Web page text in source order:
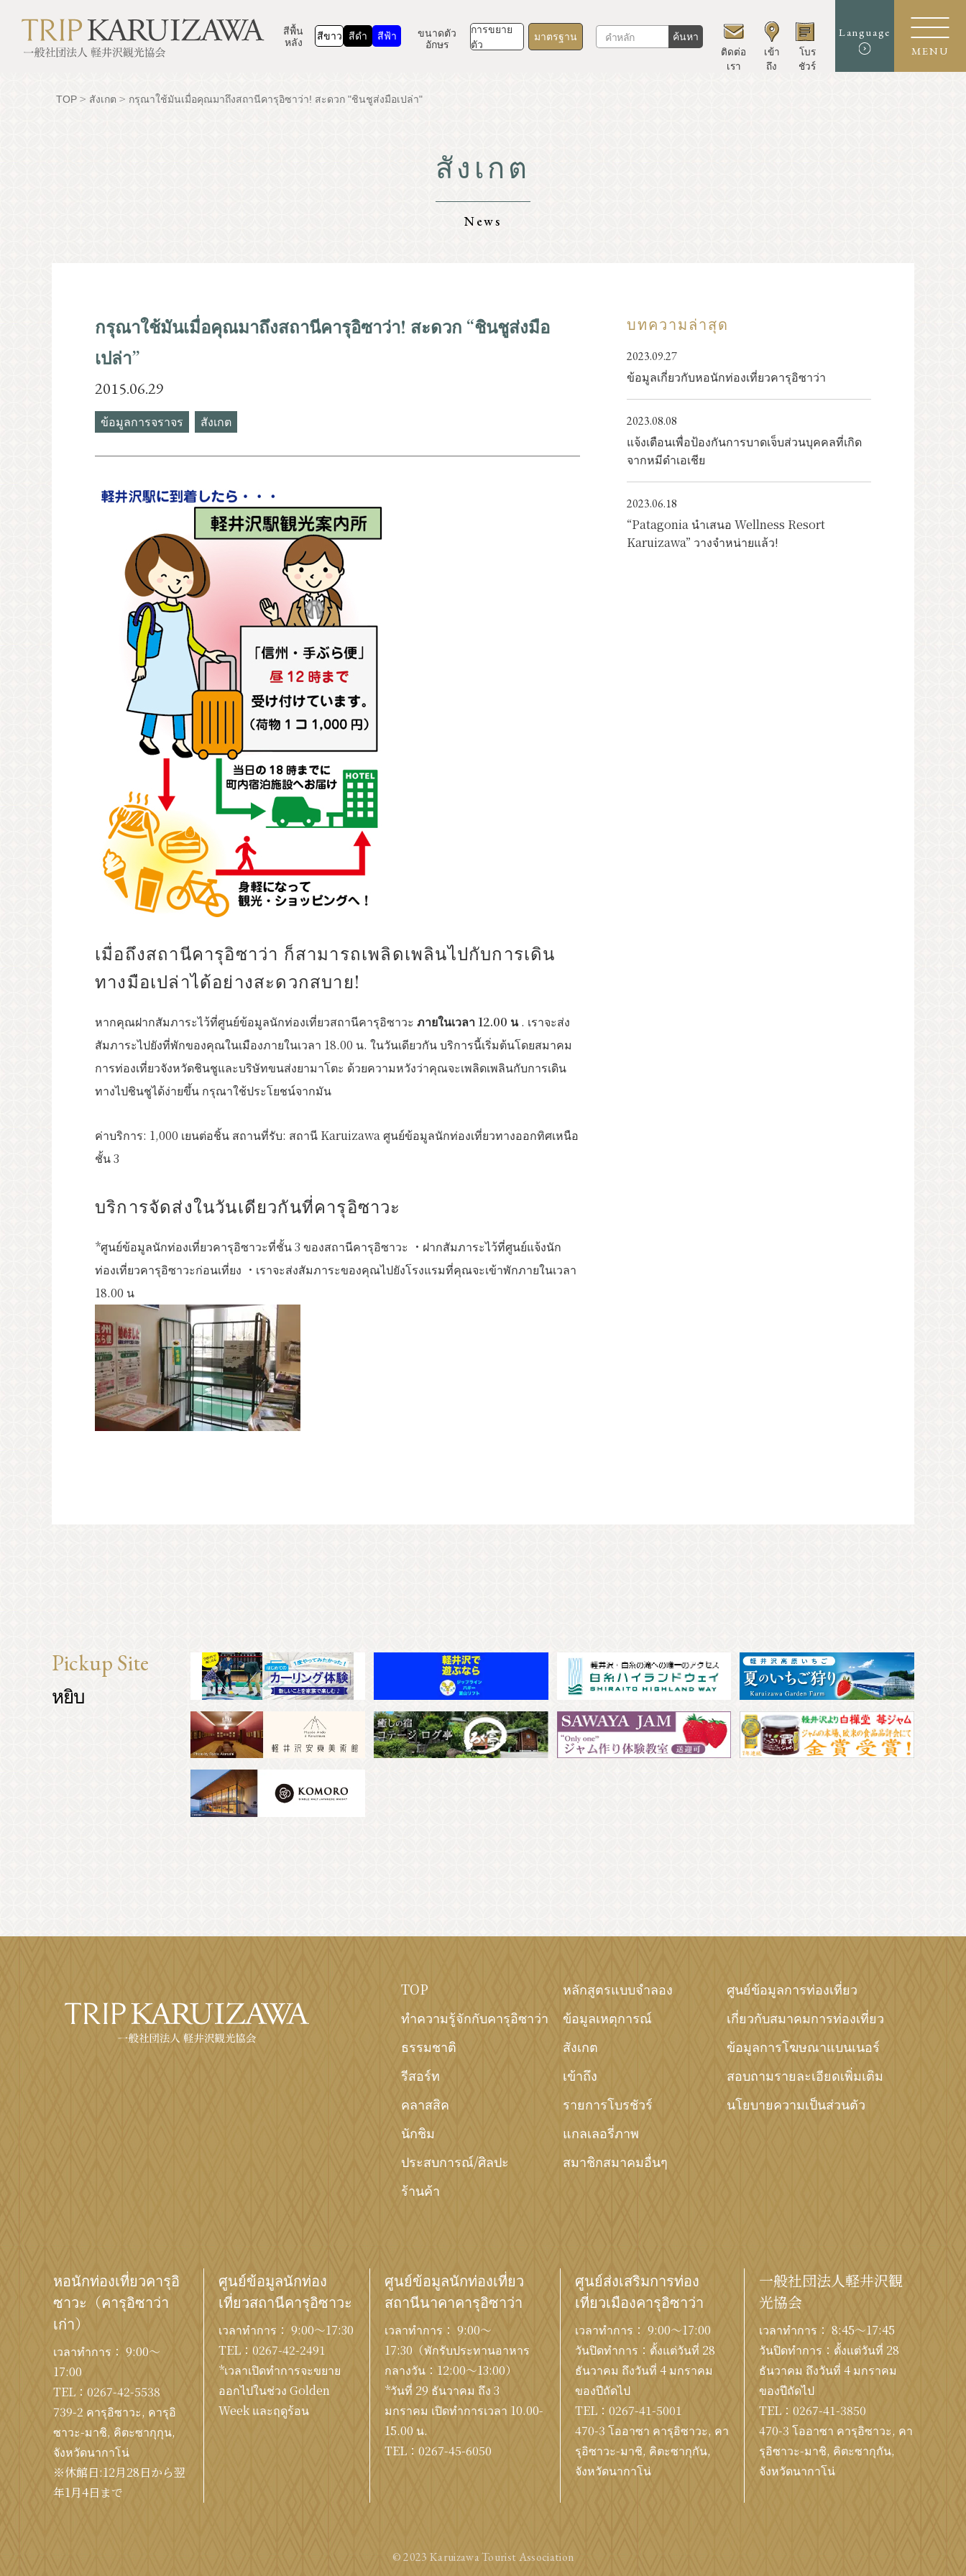
สีพื้น
หลัง
สีขาว สีดำ สีฟ้า
ขนาดตัว
อักษร
การขยาย
ตัว
มาตรฐาน ค้นหา
ติดต่อ
เรา
เข้า
ถึง
โบร
ชัวร์
Language
MENU
ทำความรู้จักกับคารุอิซาว่า
คลาสสิค
ข้อมูลเหตุการณ์
รายการโบรชัวร์
สมาชิกสมาคมอื่นๆ
ศูนย์ข้อมูลการท่องเที่ยว
ข้อมูลการโฆษณาแบนเนอร์
นโยบายความเป็นส่วนตัว
TOP สังเกต กรุณาใช้มันเมื่อคุณมาถึงสถานีคารุอิซาว่า! สะดวก "ชินชูส่งมือเปล่า"
สังเกต
News
กรุณาใช้มันเมื่อคุณมาถึงสถานีคารุอิซาว่า! สะดวก “ชินชูส่งมือ
เปล่า”
2015.06.29
ข้อมูลการจราจร สังเกต
เมื่อถึงสถานีคารุอิซาว่า ก็สามารถเพลิดเพลินไปกับการเดิน
ทางมือเปล่าได้อย่างสะดวกสบาย!
หากคุณฝากสัมภาระไว้ที่ศูนย์ข้อมูลนักท่องเที่ยวสถานีคารุอิซาวะ ภายในเวลา 12.00 น. เราจะส่ง
สัมภาระไปยังที่พักของคุณในเมืองภายในเวลา 18.00 น. ในวันเดียวกัน บริการนี้เริ่มต้นโดยสมาคม
การท่องเที่ยวจังหวัดชินชูและบริษัทขนส่งยามาโตะ ด้วยความหวังว่าคุณจะเพลิดเพลินกับการเดิน
ทางไปชินชูได้ง่ายขึ้น กรุณาใช้ประโยชน์จากมัน
ค่าบริการ: 1,000 เยนต่อชิ้น สถานที่รับ: สถานี Karuizawa ศูนย์ข้อมูลนักท่องเที่ยวทางออกทิศเหนือ
ชั้น 3
บริการจัดส่งในวันเดียวกันที่คารุอิซาวะ
*ศูนย์ข้อมูลนักท่องเที่ยวคารุอิซาวะที่ชั้น 3 ของสถานีคารุอิซาวะ ・ฝากสัมภาระไว้ที่ศูนย์แจ้งนัก
ท่องเที่ยวคารุอิซาวะก่อนเที่ยง ・เราจะส่งสัมภาระของคุณไปยังโรงแรมที่คุณจะเข้าพักภายในเวลา
18.00 น
บทความล่าสุด
2023.09.27
ข้อมูลเกี่ยวกับหอนักท่องเที่ยวคารุอิซาว่า
2023.08.08
แจ้งเตือนเพื่อป้องกันการบาดเจ็บส่วนบุคคลที่เกิด
จากหมีดำเอเชีย
2023.06.18
“Patagonia นำเสนอ Wellness Resort
Karuizawa” วางจำหน่ายแล้ว!
Pickup Site
หยิบ
TOP
ทำความรู้จักกับคารุอิซาว่า
ธรรมชาติ
รีสอร์ท
คลาสสิค
นักชิม
ประสบการณ์/ศิลปะ
ร้านค้า
หลักสูตรแบบจำลอง
ข้อมูลเหตุการณ์
สังเกต
เข้าถึง
รายการโบรชัวร์
แกลเลอรี่ภาพ
สมาชิกสมาคมอื่นๆ
ศูนย์ข้อมูลการท่องเที่ยว
เกี่ยวกับสมาคมการท่องเที่ยว
ข้อมูลการโฆษณาแบนเนอร์
สอบถามรายละเอียดเพิ่มเติม
นโยบายความเป็นส่วนตัว
หอนักท่องเที่ยวคารุอิ
ซาวะ （คารุอิซาว่า
เก่า）
เวลาทำการ： 9:00〜
17:00
TEL： 0267-42-5538
739-2 คารุอิซาวะ, คารุอิ
ซาวะ-มาชิ, คิตะซากุกุน,
จังหวัดนากาโน่
※休館日:12月28日から翌
年1月4日まで
ศูนย์ข้อมูลนักท่อง
เที่ยวสถานีคารุอิซาวะ
เวลาทำการ： 9:00〜17:30
TEL： 0267-42-2491
*เวลาเปิดทำการจะขยาย
ออกไปในช่วง Golden
Week และฤดูร้อน
ศูนย์ข้อมูลนักท่องเที่ยว
สถานีนาคาคารุอิซาว่า
เวลาทำการ： 9:00〜
17:30（พักรับประทานอาหาร
กลางวัน：12:00〜13:00）
*วันที่ 29 ธันวาคม ถึง 3
มกราคม เปิดทำการเวลา 10.00-
15.00 น.
TEL： 0267-45-6050
ศูนย์ส่งเสริมการท่อง
เที่ยวเมืองคารุอิซาว่า
เวลาทำการ： 9:00〜17:00
วันปิดทำการ：ตั้งแต่วันที่ 28
ธันวาคม ถึงวันที่ 4 มกราคม
ของปีถัดไป
TEL： 0267-41-5001
470-3 โออาซา คารุอิซาวะ, คา
รุอิซาวะ-มาชิ, คิตะซากุกัน,
จังหวัดนากาโน่
一般社団法人軽井沢観
光協会
เวลาทำการ： 8:45～17:45
วันปิดทำการ：ตั้งแต่วันที่ 28
ธันวาคม ถึงวันที่ 4 มกราคม
ของปีถัดไป
TEL： 0267-41-3850
470-3 โออาซา คารุอิซาวะ, คา
รุอิซาวะ-มาชิ, คิตะซากุกัน,
จังหวัดนากาโน่
© 2023 Karuizawa Tourist Association